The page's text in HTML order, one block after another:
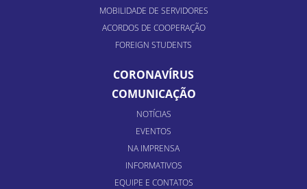
MOBILIDADE DE SERVIDORES
ACORDOS DE COOPERAÇÃO
FOREIGN STUDENTS
CORONAVÍRUS
COMUNICAÇÃO
NOTÍCIAS
EVENTOS
NA IMPRENSA
INFORMATIVOS
EQUIPE E CONTATOS